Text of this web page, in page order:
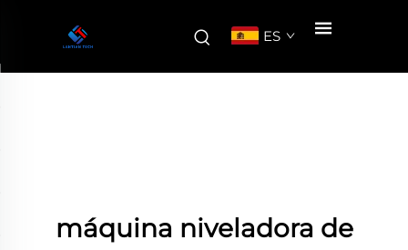
ES
máquina niveladora de